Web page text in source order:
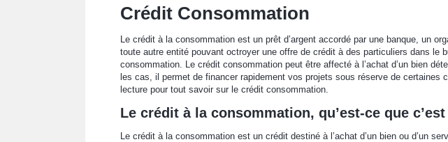
Crédit Consommation
Le crédit à la consommation est un prêt d’argent accordé par une banque, un
toute autre entité pouvant octroyer une offre de crédit à des particuliers dans le
consommation. Le crédit consommation peut être affecté à l’achat d’un bien
les cas, il permet de financer rapidement vos projets sous réserve de certaines
lecture pour tout savoir sur le crédit consommation.
Le crédit à la consommation, qu’est-ce que c’est
Le crédit à la consommation est un crédit destiné à l’achat d’un bien ou d’un